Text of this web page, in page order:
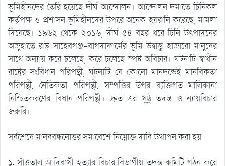
ভূমিহীনদের তৈরি হয়েছে দীর্ঘ আন্দোলন। আন্দোলন দমাতে চিনিকল
কর্তৃপক্ষ ও প্রশাসন ভূমিহীনদের উপরে অনেক হয়রানি করেছে, মামলা
দিয়েছে। ১৯৬২ থেকে ২০১৬, দীর্ঘ ৫৪ বছর ধরে চিনি উৎপাদনের
অজুহাতে রাষ্ট্র সাহেবগঞ্জ-বাগদাফার্মের ভূমি উদ্বাস্তু হাজারো মানুষের
সাথে অন্যায় করে চলেছে, করে চলেছে স্পষ্ট অবিচার। ঘটনাটি স্বাধীন
রাষ্ট্রের সংবিধান পরিপন্থী, ঘটনাটি যে কোনো মানদন্ডেই মানবিকতা
পরিপন্থী, নৈতিকতা পরিপন্থী, সম্পত্তির উপর ব্যক্তিগত মালিকানা
নিশ্চিতকরণের বিধান পরিপন্থী। দ্রুত এর সুষ্ঠু তদন্ত ও ন্যায়বিচার
জরুরি।
সর্বশেষে মানববন্ধনোত্তর সমাবেশে নিম্নোক্ত দাবি উত্থাপন করা হয়
১. সাঁওতাল আদিবাসী হত্যার বিচার বিভাগীয় তদন্ত কমিটি গঠন করে